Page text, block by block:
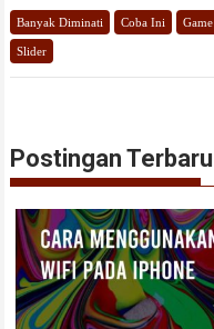
Banyak Diminati Coba Ini Game
Slider
Postingan Terbaru